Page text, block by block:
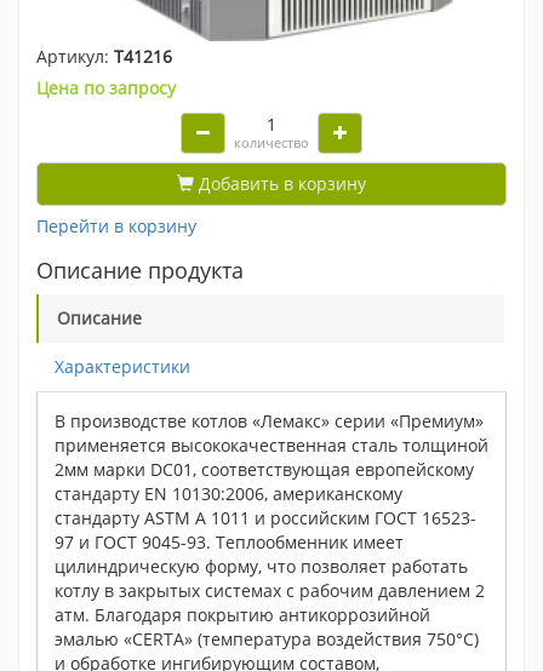
Артикул: Т41216
Цена по запросу
количество
Добавить в корзину
Перейти в корзину
Описание продукта
Описание
Характеристики
В производстве котлов «Лемакс» серии «Премиум»
применяется высококачественная сталь толщиной
2мм марки DC01, соответствующая европейскому
стандарту EN 10130:2006, американскому
стандарту ASTM A 1011 и российским ГОСТ 16523-
97 и ГОСТ 9045-93. Теплообменник имеет
цилиндрическую форму, что позволяет работать
котлу в закрытых системах с рабочим давлением 2
атм. Благодаря покрытию антикоррозийной
эмалью «CERTA» (температура воздействия 750°С)
и обработке ингибирующим составом,